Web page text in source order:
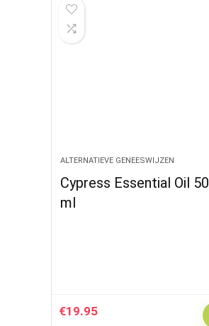
ALTERNATIEVE GENEESWIJZEN
Cypress Essential Oil 50
ml
€19.95